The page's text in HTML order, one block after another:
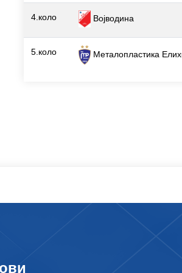
4.коло Војводина
5.коло Металопластика